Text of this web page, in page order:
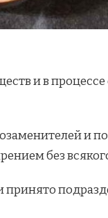
и в процессе
и
без
принято